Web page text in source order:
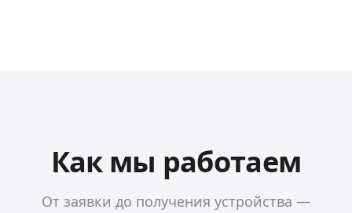
Как мы работаем
От заявки до получения устройства —